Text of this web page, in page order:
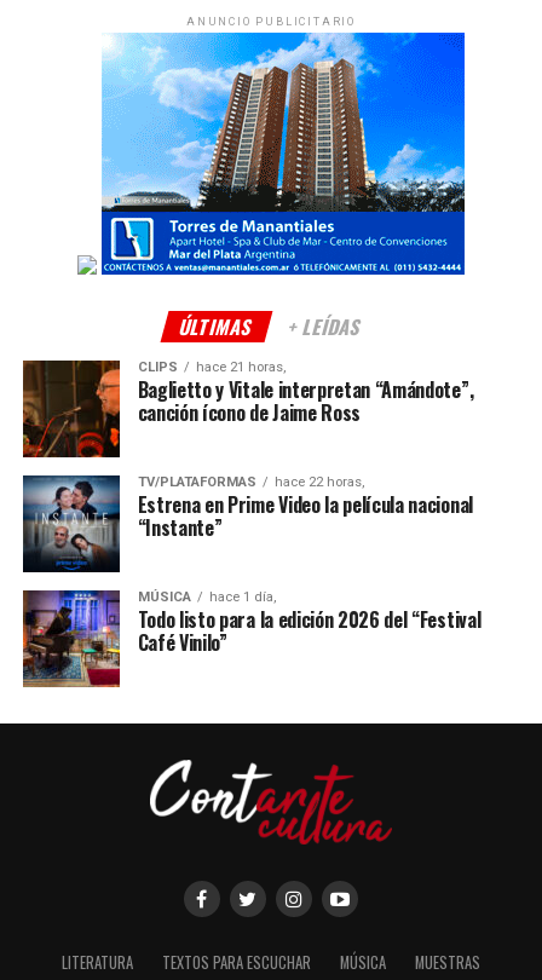
ANUNCIO PUBLICITARIO
ÚLTIMAS + LEÍDAS
CLIPS hace 21 horas,
Baglietto y Vitale interpretan “Amándote”,
canción ícono de Jaime Ross
TV/PLATAFORMAS hace 22 horas,
Estrena en Prime Video la película nacional
“Instante”
MÚSICA hace 1 día,
Todo listo para la edición 2026 del “Festival
Café Vinilo”
LITERATURA TEXTOS PARA ESCUCHAR MÚSICA MUESTRAS